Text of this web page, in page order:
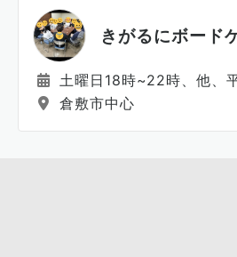
きがるにボード
土曜日18時~22時、他、
倉敷市中心